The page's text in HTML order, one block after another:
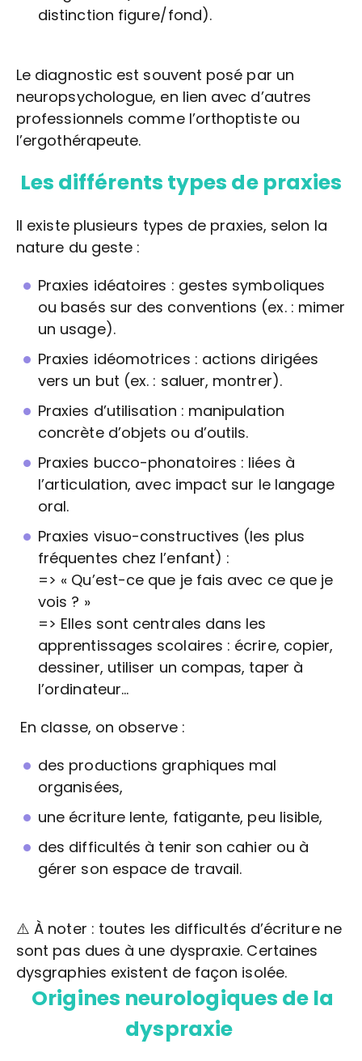
distinction figure/fond).
Le diagnostic est souvent posé par un
neuropsychologue, en lien avec d’autres
professionnels comme l’orthoptiste ou
l’ergothérapeute.
Les différents types de praxies
Il existe plusieurs types de praxies, selon la
nature du geste :
Praxies idéatoires : gestes symboliques
ou basés sur des conventions (ex. : mimer
un usage).
Praxies idéomotrices : actions dirigées
vers un but (ex. : saluer, montrer).
Praxies d’utilisation : manipulation
concrète d’objets ou d’outils.
Praxies bucco-phonatoires : liées à
l’articulation, avec impact sur le langage
oral.
Praxies visuo-constructives (les plus
fréquentes chez l’enfant) :
=> « Qu’est-ce que je fais avec ce que je
vois ? »
=> Elles sont centrales dans les
apprentissages scolaires : écrire, copier,
dessiner, utiliser un compas, taper à
l’ordinateur…
En classe, on observe :
des productions graphiques mal
organisées,
une écriture lente, fatigante, peu lisible,
des difficultés à tenir son cahier ou à
gérer son espace de travail.
⚠️ À noter : toutes les difficultés d’écriture ne
sont pas dues à une dyspraxie. Certaines
dysgraphies existent de façon isolée.
Origines neurologiques de la
dyspraxie